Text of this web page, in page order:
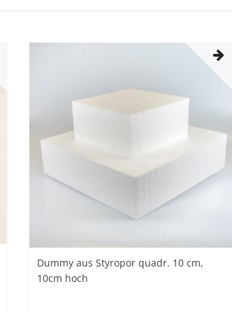
Dummy aus Styropor quadr. 10 cm,
10cm hoch